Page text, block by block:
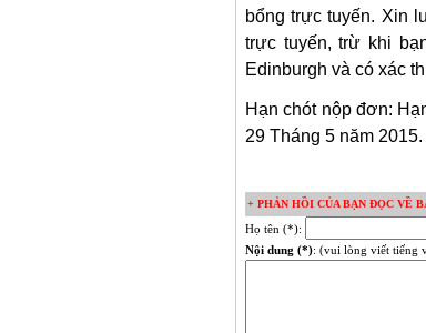
bổng trực tuyến. Xin
trực tuyến, trừ khi
Edinburgh và có xác
Hạn chót nộp đơn:
29 Tháng 5 năm 2015.
+ PHẢN HỒI CỦA BẠN ĐỌC VỀ
Họ tên (*):
Nội dung (*): (vui lòng viết tiếng